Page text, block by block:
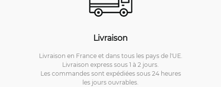
Livraison
Livraison en France et dans tous les pays de l'UE.
Livraison express sous 1 à 2 jours.
Les commandes sont expédiées sous 24 heures
les jours ouvrables.